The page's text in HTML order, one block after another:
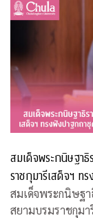
สมเด็จพระกนิษฐาธิ
ราชกุมารีเสด็จฯ ท
อนุรักษ์เต่าทะเล ณ
สมเด็จพระกนิษฐ
สยามบรมราชกุม